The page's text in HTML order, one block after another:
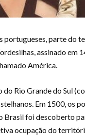
portugueses, parte do
assinado em
América.
Rio Grande do Sul
Em 1500, os
foi descoberto
ocupação do